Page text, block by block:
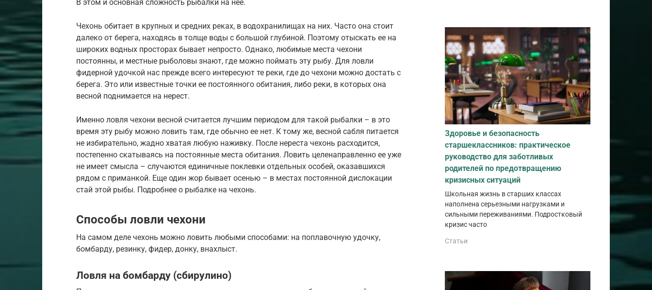
В этом и основная сложность рыбалки на неё.
Чехонь обитает в крупных и средних реках, в водохранилищах на них. Часто она стоит
далеко от берега, находясь в толще воды с большой глубиной. Поэтому отыскать ее на
широких водных просторах бывает непросто. Однако, любимые места чехони
постоянны, и местные рыболовы знают, где можно поймать эту рыбу. Для ловли
фидерной удочкой нас прежде всего интересуют те реки, где до чехони можно достать с
берега. Это или известные точки ее постоянного обитания, либо реки, в которых она
весной поднимается на нерест.
Именно ловля чехони весной считается лучшим периодом для такой рыбалки – в это
время эту рыбу можно ловить там, где обычно ее нет. К тому же, весной сабля питается
не избирательно, жадно хватая любую наживку. После нереста чехонь расходится,
постепенно скатываясь на постоянные места обитания. Ловить целенаправленно ее уже
не имеет смысла – случаются единичные поклевки отдельных особей, оказавшихся
рядом с приманкой. Еще один жор бывает осенью – в местах постоянной дислокации
стай этой рыбы. Подробнее о рыбалке на чехонь.
Способы ловли чехони
На самом деле чехонь можно ловить любыми способами: на поплавочную удочку,
бомбарду, резинку, фидер, донку, внахлыст.
Ловля на бомбарду (сбирулино)
Здоровье и безопасность
старшеклассников: практическое
руководство для заботливых
родителей по предотвращению
кризисных ситуаций
Школьная жизнь в старших классах
наполнена серьезными нагрузками и
сильными переживаниями. Подростковый
кризис часто
Статьи